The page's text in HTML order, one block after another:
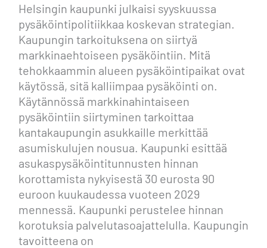
Helsingin kaupunki julkaisi syyskuussa
pysäköintipolitiikkaa koskevan strategian.
Kaupungin tarkoituksena on siirtyä
markkinaehtoiseen pysäköintiin. Mitä
tehokkaammin alueen pysäköintipaikat ovat
käytössä, sitä kalliimpaa pysäköinti on.
Käytännössä markkinahintaiseen
pysäköintiin siirtyminen tarkoittaa
kantakaupungin asukkaille merkittää
asumiskulujen nousua. Kaupunki esittää
asukaspysäköintitunnusten hinnan
korottamista nykyisestä 30 eurosta 90
euroon kuukaudessa vuoteen 2029
mennessä. Kaupunki perustelee hinnan
korotuksia palvelutasoajattelulla. Kaupungin
tavoitteena on